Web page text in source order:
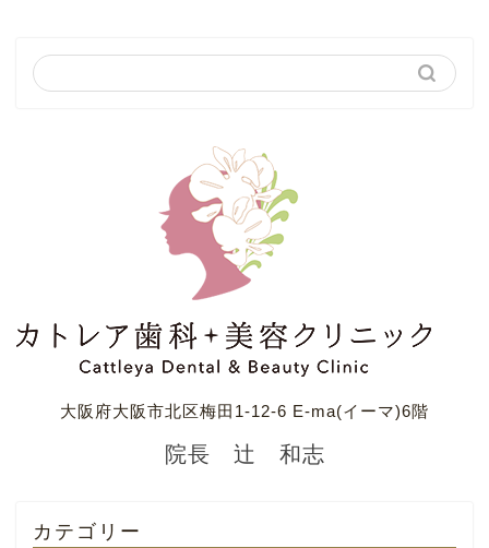
大阪府大阪市北区梅田1-12-6 E-ma(イーマ)6階
院長 辻 和志
カテゴリー